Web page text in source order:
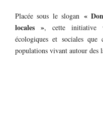
Placée sous le slogan «
locales », cette initiative
écologiques et sociales
populations vivant autour des